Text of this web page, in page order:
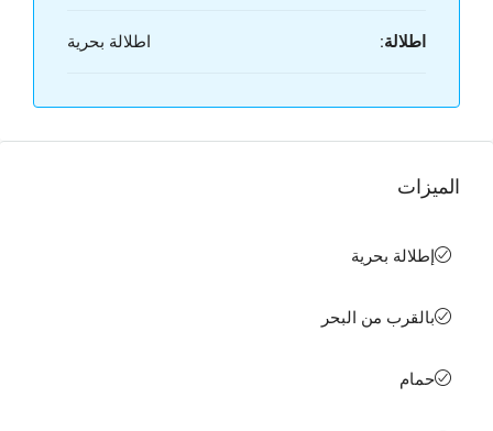
اطلالة: اطلالة بحرية
الميزات
إطلالة بحرية
بالقرب من البحر
حمام